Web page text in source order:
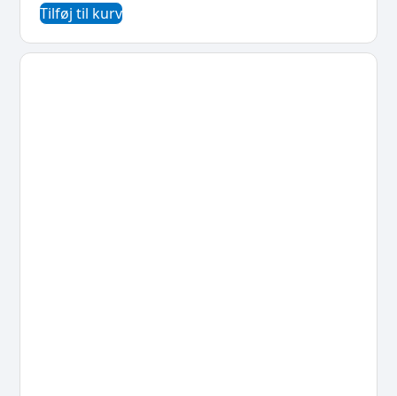
Tilføj til kurv